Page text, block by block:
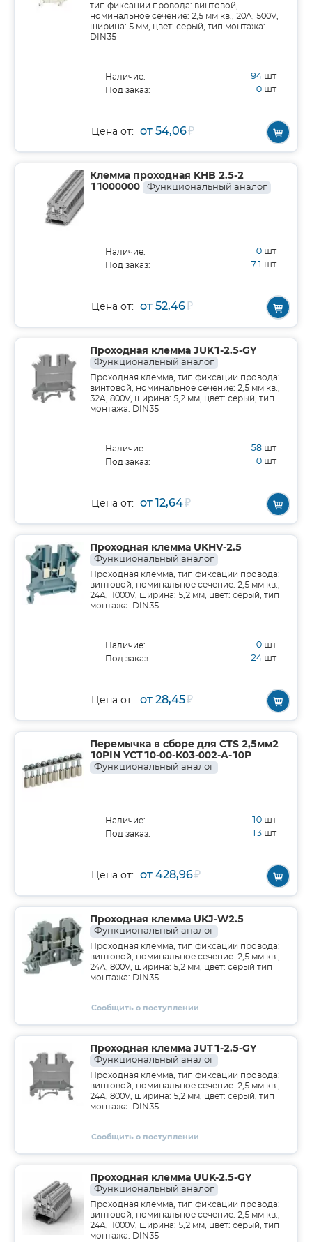
тип фиксации провода: винтовой,
номинальное сечение: 2,5 мм кв., 20A, 500V,
ширина: 5 мм, цвет: серый, тип монтажа:
DIN35
Наличие: 94 шт
Под заказ: 0 шт
Цена от: от 54,06₽
Клемма проходная KHB 2.5-2
11000000
Функциональный аналог
Наличие: 0 шт
Под заказ: 71 шт
Цена от: от 52,46₽
Проходная клемма JUK1-2.5-GY
Функциональный аналог
Проходная клемма, тип фиксации провода:
винтовой, номинальное сечение: 2,5 мм кв.,
32A, 800V, ширина: 5,2 мм, цвет: серый, тип
монтажа: DIN35
Наличие: 58 шт
Под заказ: 0 шт
Цена от: от 12,64₽
Проходная клемма UKHV-2.5
Функциональный аналог
Проходная клемма, тип фиксации провода:
винтовой, номинальное сечение: 2,5 мм кв.,
24A, 1000V, ширина: 5,2 мм, цвет: серый, тип
монтажа: DIN35
Наличие: 0 шт
Под заказ: 24 шт
Цена от: от 28,45₽
Перемычка в сборе для CTS 2,5мм2
10PIN YCT10-00-K03-002-A-10P
Функциональный аналог
Наличие: 10 шт
Под заказ: 13 шт
Цена от: от 428,96₽
Проходная клемма UKJ-W2.5
Функциональный аналог
Проходная клемма, тип фиксации провода:
винтовой, номинальное сечение: 2,5 мм кв.,
24A, 800V, ширина: 5,2 мм, цвет: серый тип
монтажа: DIN35
Сообщить о поступлении
Проходная клемма JUT1-2.5-GY
Функциональный аналог
Проходная клемма, тип фиксации провода:
винтовой, номинальное сечение: 2,5 мм кв.,
24A, 800V, ширина: 5,2 мм, цвет: серый, тип
монтажа: DIN35
Сообщить о поступлении
Проходная клемма UUK-2.5-GY
Функциональный аналог
Проходная клемма, тип фиксации провода:
винтовой, номинальное сечение: 2,5 мм кв.,
24A, 1000V, ширина: 5,2 мм, цвет: серый, тип
монтажа: DIN35